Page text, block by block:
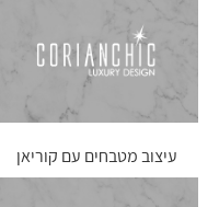
עיצוב מטבחים עם קוריאן